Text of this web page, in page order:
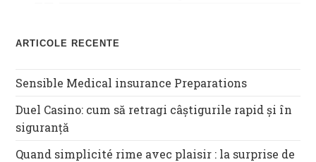
ARTICOLE RECENTE
Sensible Medical insurance Preparations
Duel Casino: cum să retragi câștigurile rapid și în
siguranță
Quand simplicité rime avec plaisir : la surprise de